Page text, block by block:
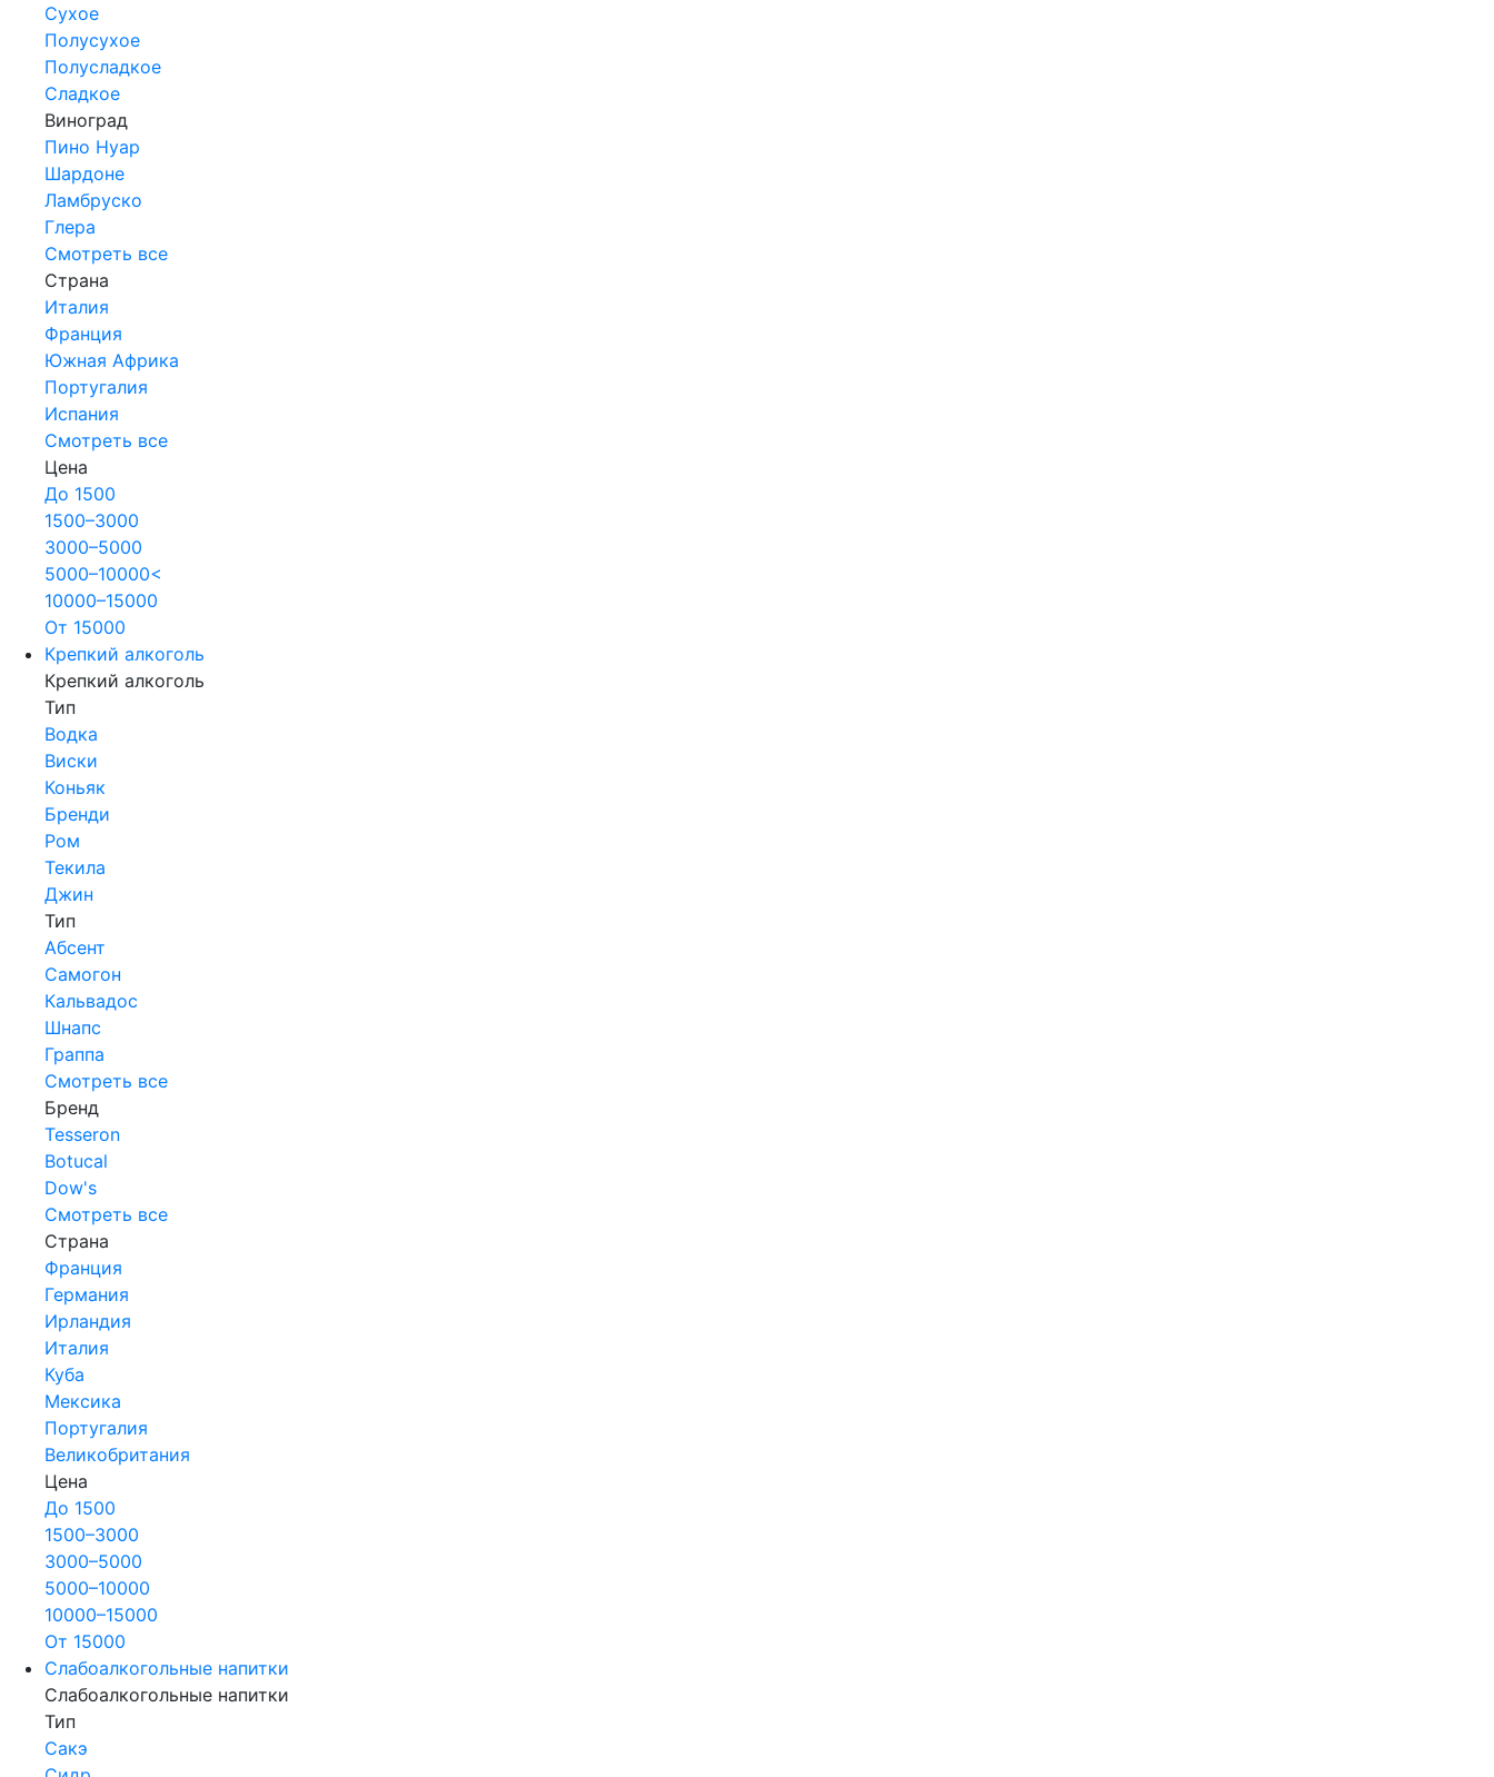
Сухое
Полусухое
Полусладкое
Сладкое
Виноград
Пино Нуар
Шардоне
Ламбруско
Глера
Смотреть все
Страна
Италия
Франция
Южная Африка
Португалия
Испания
Смотреть все
Цена
До 1500
1500–3000
3000–5000
5000–10000<
10000–15000
От 15000
Крепкий алкоголь
Крепкий алкоголь
Тип
Водка
Виски
Коньяк
Бренди
Ром
Текила
Джин
Тип
Абсент
Самогон
Кальвадос
Шнапс
Граппа
Смотреть все
Бренд
Tesseron
Botucal
Dow's
Смотреть все
Страна
Франция
Германия
Ирландия
Италия
Куба
Мексика
Португалия
Великобритания
Цена
До 1500
1500–3000
3000–5000
5000–10000
10000–15000
От 15000
Слабоалкогольные напитки
Слабоалкогольные напитки
Тип
Сакэ